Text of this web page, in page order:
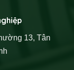
13, Tân